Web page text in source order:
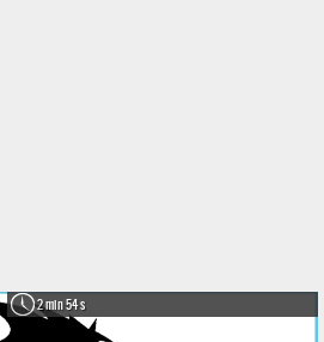
2 min 54 s